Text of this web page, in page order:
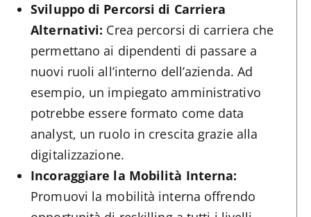
Sviluppo di Percorsi di Carriera
Alternativi: Crea percorsi di carriera che
permettano ai dipendenti di passare a
nuovi ruoli all’interno dell’azienda. Ad
esempio, un impiegato amministrativo
potrebbe essere formato come data
analyst, un ruolo in crescita grazie alla
digitalizzazione.
Incoraggiare la Mobilità Interna:
Promuovi la mobilità interna offrendo